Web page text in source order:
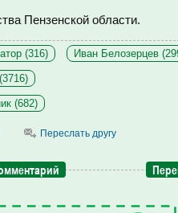
Пензенской области.
(316)
Иван Белозерцев
(682)
Переслать другу